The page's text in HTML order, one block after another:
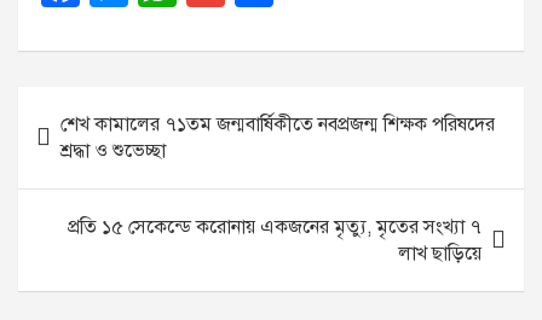
c
e
b
o
o
ss
n
g
er
at
A
p
p
ail ar
e
s
a
শেখ কামালের ৭১তম জন্মবার্ষিকীতে নবপ্রজন্ম শিক্ষক পরিষদের
শ্রদ্ধা ও শুভেচ্ছা
প্রতি ১৫ সেকেন্ডে করোনায় একজনের মৃত্যু, মৃতের সংখ্যা ৭
লাখ ছাড়িয়ে